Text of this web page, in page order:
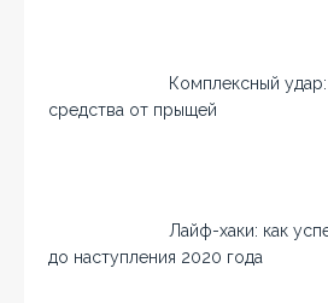
Комплексный
средства от прыщей
Лайф-хаки: как
до наступления 2020 года